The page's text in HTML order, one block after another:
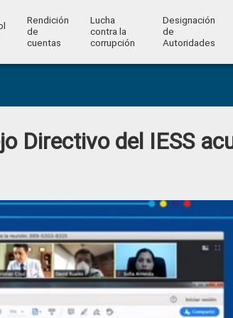
Rendición
de
cuentas
Lucha
contra la
corrupción
Designación
de
Autoridades
Directivo del IESS